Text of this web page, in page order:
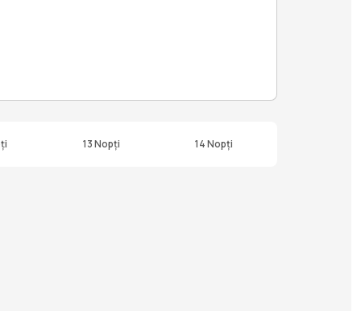
13 Nopți 14 Nopți